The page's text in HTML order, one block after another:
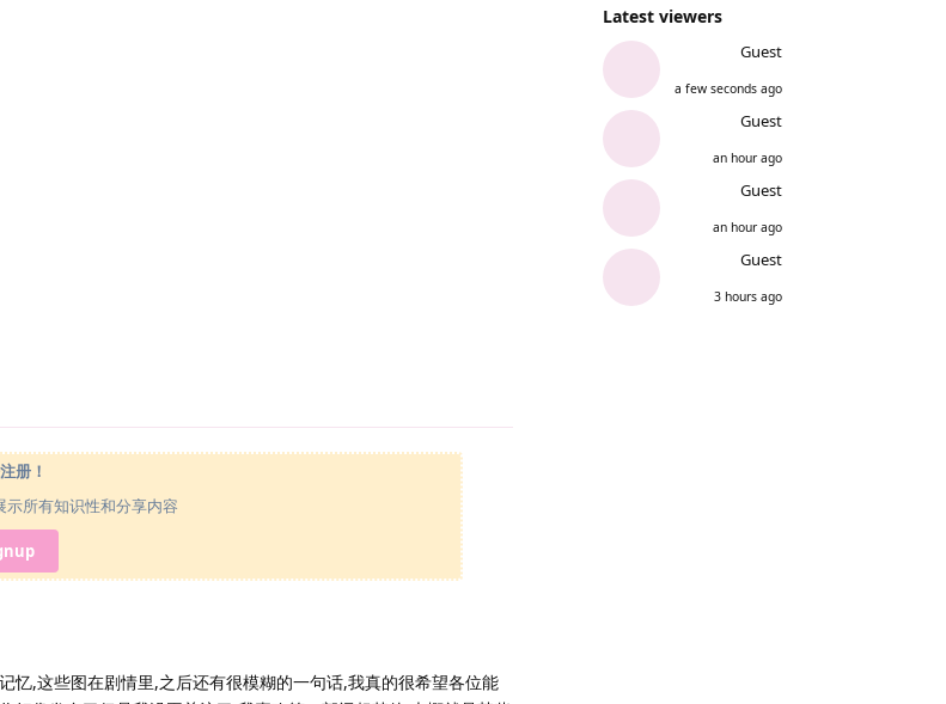
Latest viewers
Guest
a few seconds ago
Guest
an hour ago
Guest
an hour ago
Guest
3 hours ago
册！
示所有知识性和分享内容
忆,这些图在剧情里,之后还有很模糊的一句话,我真的很希望各位能